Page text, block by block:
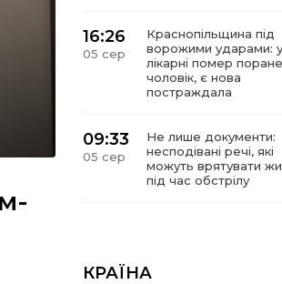
16:26
05 сер
Краснопільщина під
ворожими ударами: у
лікарні помер
чоловік, є нова
постраждала
09:33
05 сер
Не лише документи:
несподівані речі, які
можуть врятувати
під час обстрілу
КРАЇНА